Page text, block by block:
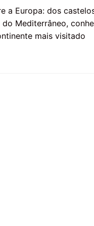
a Europa: dos
Mediterrâneo,
mais visitado